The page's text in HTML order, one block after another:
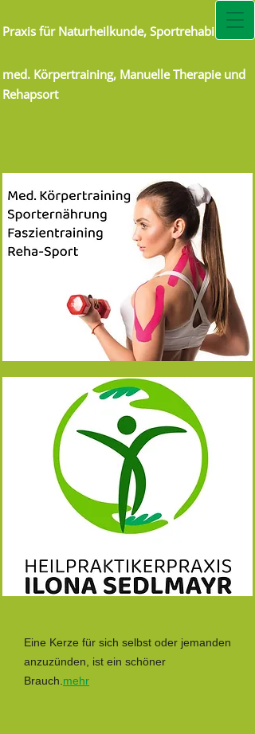
Praxis für Naturheilkunde, Sportrehabilitation
med. Körpertraining, Manuelle Therapie und
Rehapsort
Eine Kerze für sich selbst oder jemanden
anzuzünden, ist ein schöner
Brauch. mehr